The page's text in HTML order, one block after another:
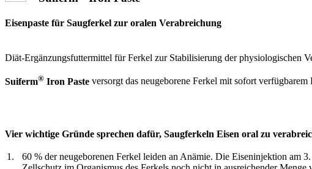
Eisenpaste für Saugferkel zur oralen Verabreichung
Diät-Ergänzungsfuttermittel für Ferkel zur Stabilisierung der physiologischen
Suiferm® Iron Paste versorgt das neugeborene Ferkel mit sofort
Vier wichtige Gründe sprechen dafür, Saugferkeln Eisen oral zu
1.
60 % der neugeborenen Ferkel leiden an Anämie. Die Eiseninjektion am